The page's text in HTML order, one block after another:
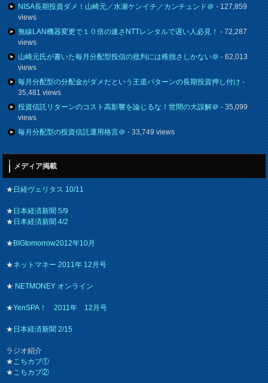
NISA長期投資ダメ！山崎元／水瀬ケンイチ／カンチュンド＠- 127,859
views
無線LAN機器変更で１０倍の速さNTTレンタルで遅い人必見！- 72,287
views
山崎元氏が書いた毎月分配型投信の批判には稚拙さしかない＠- 62,013
views
毎月分配型の分配金がダメだという王道パターンの長期投資押し付け-
35,481 views
投資信託リターンのコスト高影響を論じるな！世間の大誤解＠- 35,099
views
毎月分配型の投資信託運用格言＠- 33,749 views
メディア掲載
★日経ヴェリタス 10/11
★日本経済新聞 5/9
★日本経済新聞 4/2
★BIGtomorrow2012年10月
★ネットマネー 2011年 12月号
★NETMONEY オンライン
★YenSPA！ 2011年 12月号
★日本経済新聞 2/15
ラジオ紹介
★こちカブ①
★こちカブ②